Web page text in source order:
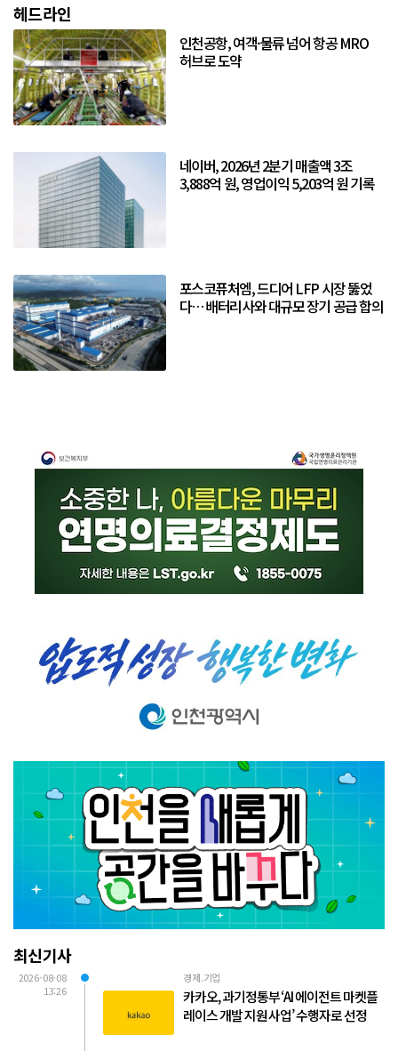
헤드라인
인천공항, 여객·물류 넘어 항공 MRO
허브로 도약
네이버, 2026년 2분기 매출액 3조
3,888억 원, 영업이익 5,203억 원 기록
포스코퓨처엠, 드디어 LFP 시장 뚫었
다… 배터리사와 대규모 장기 공급 합의
최신기사
2026-08-08
13:26
경제.기업
카카오, 과기정통부 ‘AI 에이전트 마켓플
레이스 개발 지원 사업’ 수행자로 선정